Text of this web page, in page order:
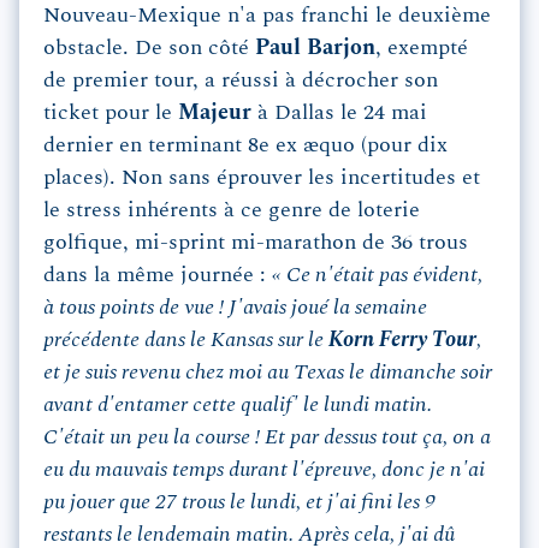
Nouveau-Mexique n'a pas franchi le deuxième
obstacle. De son côté Paul Barjon, exempté
de premier tour, a réussi à décrocher son
ticket pour le Majeur à Dallas le 24 mai
dernier en terminant 8e ex æquo (pour dix
places). Non sans éprouver les incertitudes et
le stress inhérents à ce genre de loterie
golfique, mi-sprint mi-marathon de 36 trous
dans la même journée : « Ce n'était pas évident,
à tous points de vue ! J'avais joué la semaine
précédente dans le Kansas sur le Korn Ferry Tour,
et je suis revenu chez moi au Texas le dimanche soir
avant d'entamer cette qualif' le lundi matin.
C'était un peu la course ! Et par dessus tout ça, on a
eu du mauvais temps durant l'épreuve, donc je n'ai
pu jouer que 27 trous le lundi, et j'ai fini les 9
restants le lendemain matin. Après cela, j'ai dû